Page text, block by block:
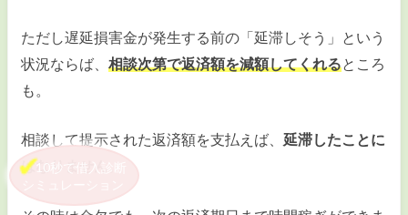
ただし遅延損害金が発生する前の「延滞しそう」という
状況ならば、相談次第で返済額を減額してくれるところ
も。
相談して提示された返済額を支払えば、延滞したことに
はなりません
10秒で借入診断